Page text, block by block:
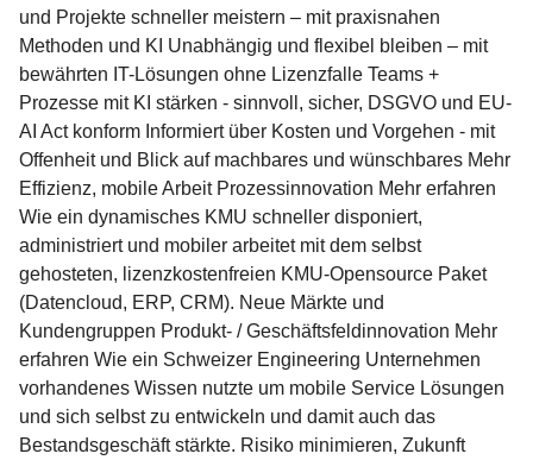
und Projekte schneller meistern – mit praxisnahen
Methoden und KI Unabhängig und flexibel bleiben – mit
bewährten IT-Lösungen ohne Lizenzfalle Teams +
Prozesse mit KI stärken - sinnvoll, sicher, DSGVO und EU-
AI Act konform Informiert über Kosten und Vorgehen - mit
Offenheit und Blick auf machbares und wünschbares Mehr
Effizienz, mobile Arbeit Prozessinnovation Mehr erfahren
Wie ein dynamisches KMU schneller disponiert,
administriert und mobiler arbeitet mit dem selbst
gehosteten, lizenzkostenfreien KMU-Opensource Paket
(Datencloud, ERP, CRM). Neue Märkte und
Kundengruppen Produkt- / Geschäftsfeldinnovation Mehr
erfahren Wie ein Schweizer Engineering Unternehmen
vorhandenes Wissen nutzte um mobile Service Lösungen
und sich selbst zu entwickeln und damit auch das
Bestandsgeschäft stärkte. Risiko minimieren, Zukunft